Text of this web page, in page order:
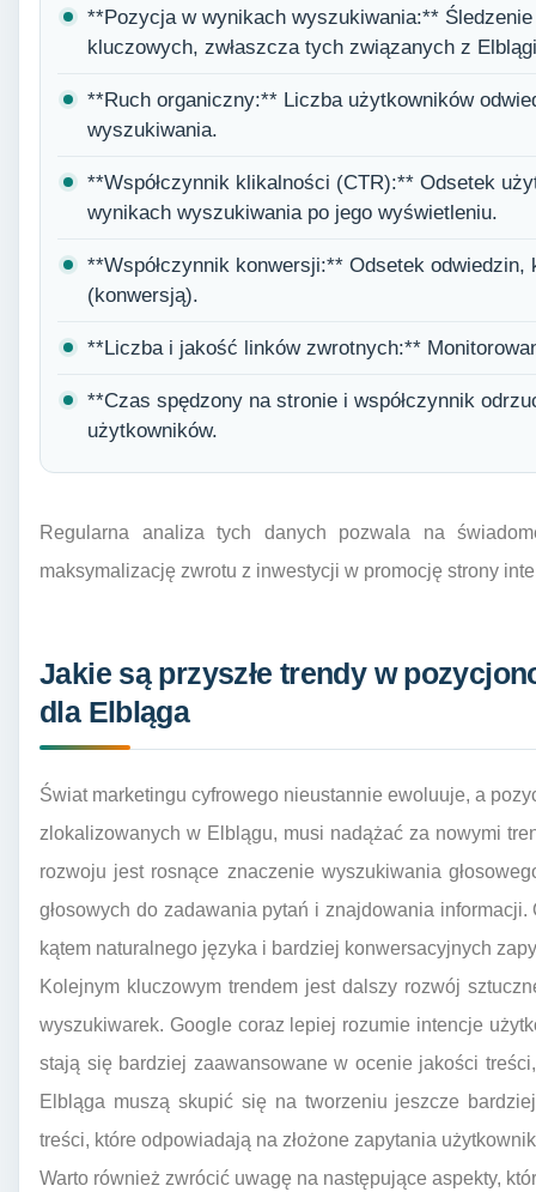
**Pozycja w wynikach wyszukiwania:**
kluczowych, zwłaszcza tych związanych z
**Ruch organiczny:** Liczba użytkowników
wyszukiwania.
**Współczynnik klikalności (CTR):** Odsetek
wynikach wyszukiwania po jego wyświetleniu.
**Współczynnik konwersji:** Odsetek odwiedzin,
(konwersją).
**Liczba i jakość linków zwrotnych:**
**Czas spędzony na stronie i współczynnik
użytkowników.
Regularna analiza tych danych pozwala na
maksymalizację zwrotu z inwestycji w promocję strony
Jakie są przyszłe trendy w
dla Elbląga
Świat marketingu cyfrowego nieustannie ewoluuje, a
zlokalizowanych w Elblągu, musi nadążać za nowymi
rozwoju jest rosnące znaczenie wyszukiwania
głosowych do zadawania pytań i znajdowania
kątem naturalnego języka i bardziej konwersacyjnych
Kolejnym kluczowym trendem jest dalszy rozwój
wyszukiwarek. Google coraz lepiej rozumie intencje
stają się bardziej zaawansowane w ocenie jakości
Elbląga muszą skupić się na tworzeniu jeszcze
treści, które odpowiadają na złożone zapytania
Warto również zwrócić uwagę na następujące aspekty,